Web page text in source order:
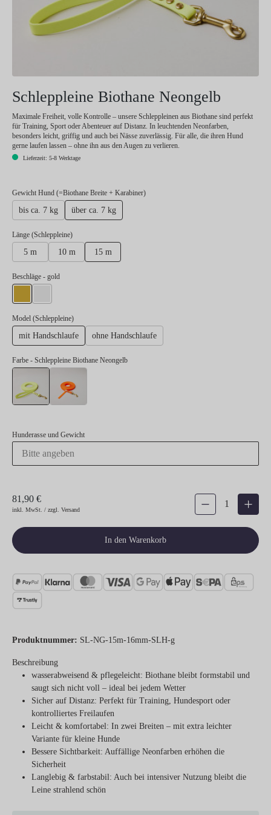
Schleppleine Biothane Neongelb
Maximale Freiheit, volle Kontrolle – unsere Schleppleinen aus Biothane sind perfekt
für Training, Sport oder Abenteuer auf Distanz. In leuchtenden Neonfarben,
besonders leicht, griffig und auch bei Nässe zuverlässig. Für alle, die ihren Hund
gerne laufen lassen – ohne ihn aus den Augen zu verlieren.
Lieferzeit: 5-8 Werktage
Gewicht Hund (=Biothane Breite + Karabiner)auswählen
bis ca. 7 kg über ca. 7 kg
Länge (Schleppleine)auswählen
5 m 10 m 15 m
Beschlägeauswählen
- gold
Model (Schleppleine)auswählen
mit Handschlaufe ohne Handschlaufe
Farbe - Schleppleine Biothane Neongelb
Hunderasse und Gewicht
81,90 €
inkl. MwSt. / zzgl. Versand
Produkt Anzahl: Gib den
In den Warenkorb
Produktnummer: SL-NG-15m-16mm-SLH-g
Beschreibung
wasserabweisend & pflegeleicht: Biothane bleibt formstabil und
saugt sich nicht voll – ideal bei jedem Wetter
Sicher auf Distanz: Perfekt für Training, Hundesport oder
kontrolliertes Freilaufen
Leicht & komfortabel: In zwei Breiten – mit extra leichter
Variante für kleine Hunde
Bessere Sichtbarkeit: Auffällige Neonfarben erhöhen die
Sicherheit
Langlebig & farbstabil: Auch bei intensiver Nutzung bleibt die
Leine strahlend schön